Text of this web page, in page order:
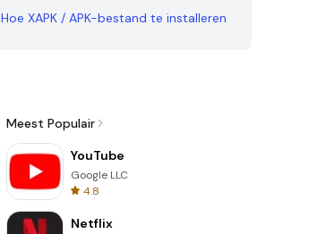
Hoe XAPK / APK-bestand te installeren
Meest Populair
YouTube
Google LLC
4.8
Netflix